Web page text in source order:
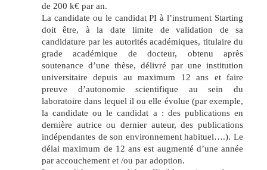
de 200 k€ par an.
La candidate ou le candidat PI à l’instrument Starting
doit être, à la date limite de validation de sa
candidature par les autorités académiques, titulaire du
grade académique de docteur, obtenu après
soutenance d’une thèse, délivré par une institution
universitaire depuis au maximum 12 ans et faire
preuve d’autonomie scientifique au sein du
laboratoire dans lequel il ou elle évolue (par exemple,
la candidate ou le candidat a : des publications en
dernière autrice ou dernier auteur, des publications
indépendantes de son environnement habituel….). Le
délai maximum de 12 ans est augmenté d’une année
par accouchement et /ou par adoption.